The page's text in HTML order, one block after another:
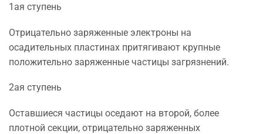
1ая ступень
Отрицательно заряженные электроны на
осадительных пластинах притягивают крупные
положительно заряженные частицы загрязнений.
2ая ступень
Оставшиеся частицы оседают на второй, более
плотной секции, отрицательно заряженных